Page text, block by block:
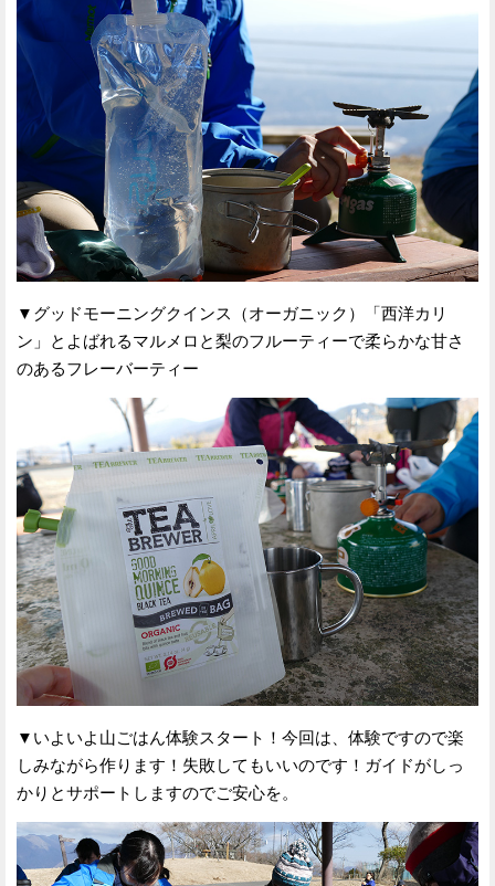
▼グッドモーニングクインス（オーガニック）「西洋カリ
ン」とよばれるマルメロと梨のフルーティーで柔らかな甘さ
のあるフレーバーティー
▼いよいよ山ごはん体験スタート！今回は、体験ですので楽
しみながら作ります！失敗してもいいのです！ガイドがしっ
かりとサポートしますのでご安心を。